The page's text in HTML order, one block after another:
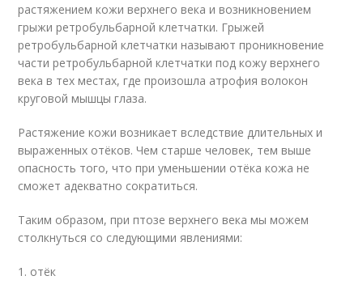
растяжением кожи верхнего века и возникновением
грыжи ретробульбарной клетчатки. Грыжей
ретробульбарной клетчатки называют проникновение
части ретробульбарной клетчатки под кожу верхнего
века в тех местах, где произошла атрофия волокон
круговой мышцы глаза.
Растяжение кожи возникает вследствие длительных и
выраженных отёков. Чем старше человек, тем выше
опасность того, что при уменьшении отёка кожа не
сможет адекватно сократиться.
Таким образом, при птозе верхнего века мы можем
столкнуться со следующими явлениями:
1. отёк